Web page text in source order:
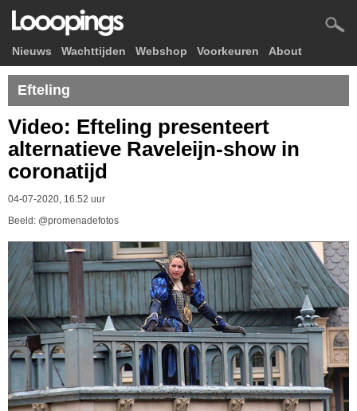
Nieuws Wachttijden Webshop Voorkeuren About
Efteling
Video: Efteling presenteert
alternatieve Raveleijn-show in
coronatijd
04-07-2020, 16.52 uur
Beeld: @promenadefotos